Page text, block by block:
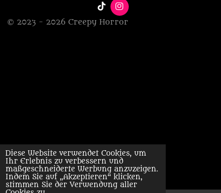
Diese Website verwendet Cookies, um
Ihr Erlebnis zu verbessern und
maßgeschneiderte Werbung anzuzeigen.
Indem Sie auf „Akzeptieren“ klicken,
stimmen Sie der Verwendung aller
T
i
k
I
n
s
© 2023 - 2026 Creepy Horror